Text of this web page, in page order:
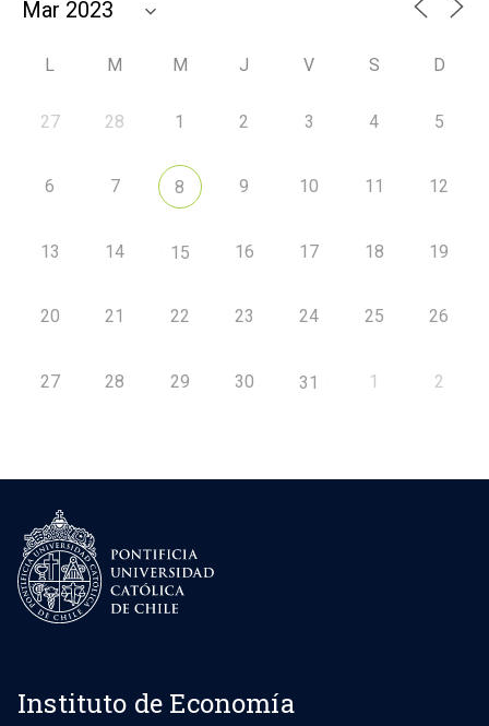
L M M J V S D
27 28 1 2 3 4 5
6 7 8 9 10 11 12
13 14 15 16 17 18 19
20 21 22 23 24 25 26
27 28 29 30 31 1 2
Instituto de Economía